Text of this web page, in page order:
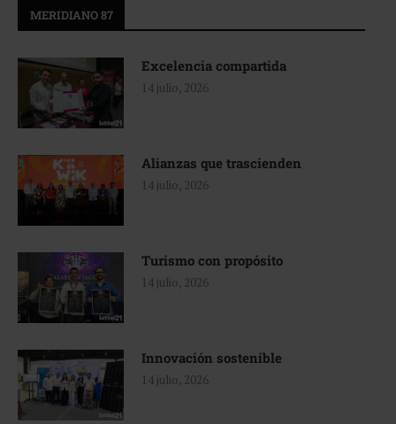
MERIDIANO 87
Excelencia compartida
14 julio, 2026
Alianzas que trascienden
14 julio, 2026
Turismo con propósito
14 julio, 2026
Innovación sostenible
14 julio, 2026